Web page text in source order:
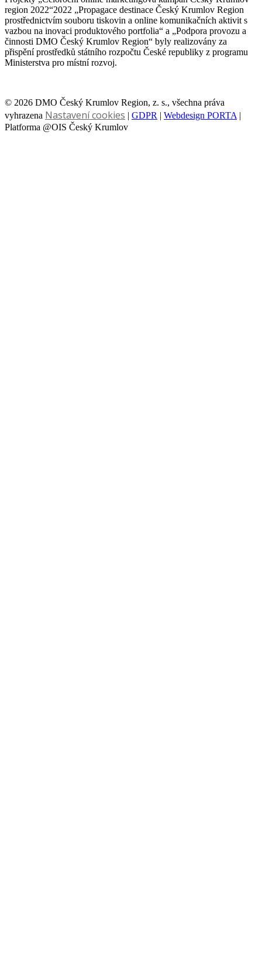
region 2022“2022 „Propagace destinace Český Krumlov Region
prostřednictvím souboru tiskovin a online komunikačních aktivit s
vazbou na inovaci produktového portfolia“ a „Podpora provozu a
činnosti DMO Český Krumlov Region“ byly realizovány za
přispění prostředků státního rozpočtu České republiky z programu
Ministerstva pro místní rozvoj.
© 2026 DMO Český Krumlov Region, z. s., všechna práva
vyhrazena Nastavení cookies | GDPR | Webdesign PORTA |
Platforma @OIS Český Krumlov